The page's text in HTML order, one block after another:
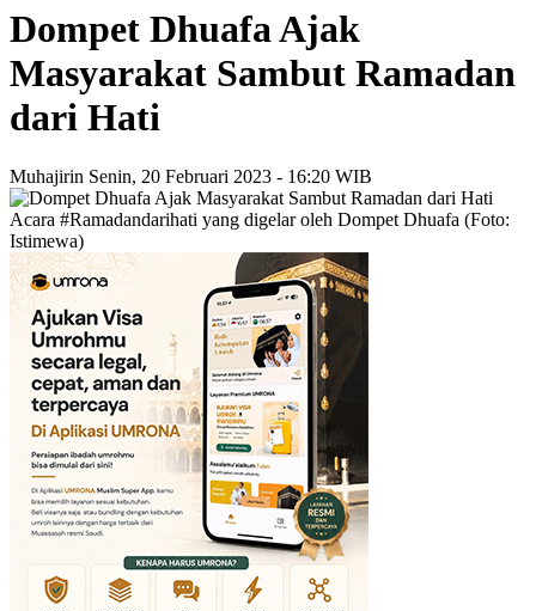
Dompet Dhuafa Ajak
Masyarakat Sambut Ramadan
dari Hati
Muhajirin Senin, 20 Februari 2023 - 16:20 WIB
Acara #Ramadandarihati yang digelar oleh Dompet Dhuafa (Foto:
Istimewa)